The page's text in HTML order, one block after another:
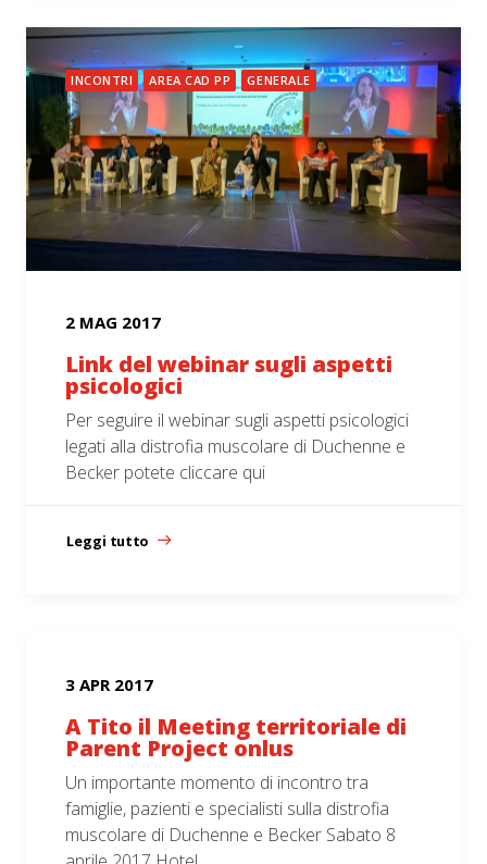
INCONTRI AREA CAD PP GENERALE
2 MAG 2017
Link del webinar sugli aspetti
psicologici
Per seguire il webinar sugli aspetti psicologici
legati alla distrofia muscolare di Duchenne e
Becker potete cliccare qui
Leggi tutto
3 APR 2017
A Tito il Meeting territoriale di
Parent Project onlus
Un importante momento di incontro tra
famiglie, pazienti e specialisti sulla distrofia
muscolare di Duchenne e Becker Sabato 8